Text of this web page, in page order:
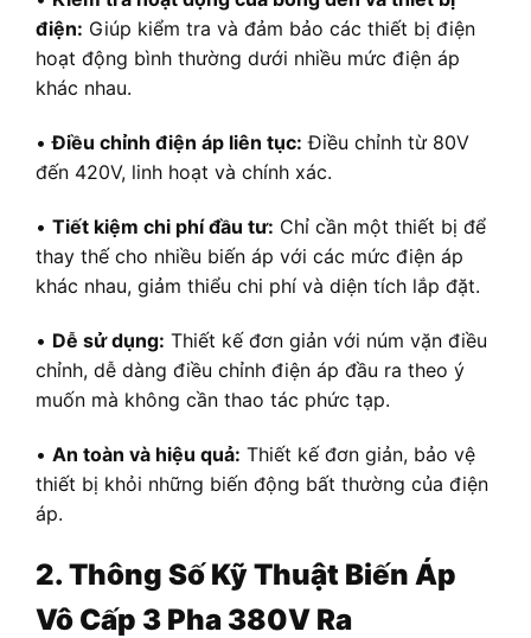
điện: Giúp kiểm tra và đảm bảo các thiết bị điện
hoạt động bình thường dưới nhiều mức điện áp
khác nhau.
•Điều chỉnh điện áp liên tục: Điều chỉnh từ 80V
đến 420V, linh hoạt và chính xác.
• Tiết kiệm chi phí đầu tư: Chỉ cần một thiết bị để
thay thế cho nhiều biến áp với các mức điện áp
khác nhau, giảm thiểu chi phí và diện tích lắp đặt.
• Dễ sử dụng: Thiết kế đơn giản với núm vặn điều
chỉnh, dễ dàng điều chỉnh điện áp đầu ra theo ý
muốn mà không cần thao tác phức tạp.
• An toàn và hiệu quả: Thiết kế đơn giản, bảo vệ
thiết bị khỏi những biến động bất thường của điện
áp.
2. Thông Số Kỹ Thuật Biến Áp
Vô Cấp 3 Pha 380V Ra